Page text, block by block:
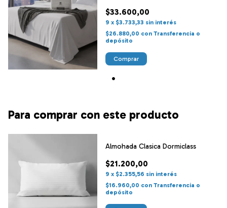
$33.600,00
9 x $3.733,33 sin interés
$26.880,00 con Transferencia o
depósito
Comprar
Para comprar con este producto
Almohada Clasica Dormiclass
$21.200,00
9 x $2.355,56 sin interés
$16.960,00 con Transferencia o
depósito